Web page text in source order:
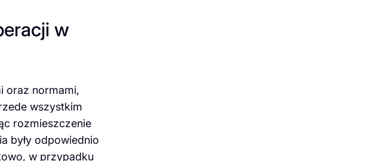
w
oraz normami,
wszystkim
rozmieszczenie
były odpowiednio
w przypadku